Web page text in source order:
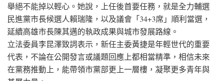
舉絕不能掉以輕心。她說，上任後首要任務，就是全力輔選
民進黨市長候選人賴瑞隆，以及議會「34+3席」順利當選，
延續高雄市長陳其邁的執政成果與城市發展路線。
立法委員李昆澤致詞表示，新任主委黃捷是年輕世代的重要
代表，不論在公開發言或議題回應上都相當精準，相信未來
在黨務推動上，能帶領市黨部更上一層樓，凝聚更多青年與